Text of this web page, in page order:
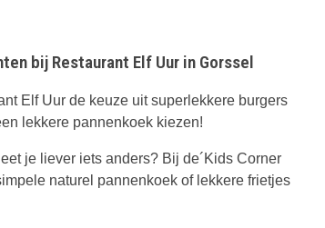
bij Restaurant Elf Uur in Gorssel
Elf Uur de keuze uit superlekkere burgers
lekkere pannenkoek kiezen!
je liever iets anders? Bij de´Kids Corner
naturel pannenkoek of lekkere frietjes